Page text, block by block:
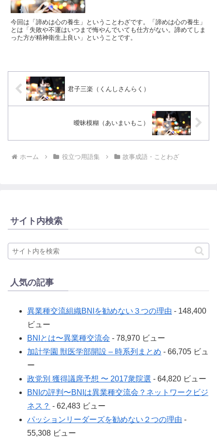
今回は「諦めは心の養生」ということわざです。「諦めは心の養生」
とは「失敗や不運はいつまで悔やんでいても仕方がない。諦めてしま
った方が精神衛生上良い」ということです。
君子三楽（くんしさんらく）
曖昧模糊（あいまいもこ）
ホーム 役立つ用語集 故事成語・ことわざ
サイト内検索
人気の記事
異業種交流組織BNIを勧めない３つの理由 - 148,400
ビュー
BNIとは〜異業種交流会 - 78,970 ビュー
加計学園 獣医学部開設 – 時系列まとめ - 66,705 ビュ
ー
政党別 獲得議席予想 〜 2017衆院選 - 64,820 ビュー
BNIの評判〜BNIは異業種交流会？ネットワークビジ
ネス？ - 62,483 ビュー
パッションリーダーズを勧めない２つの理由 -
55,308 ビュー